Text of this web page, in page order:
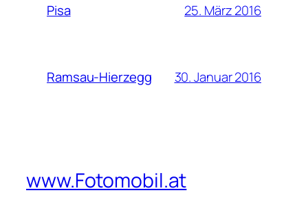
Pisa 25. März 2016
Ramsau-Hierzegg 30. Januar 2016
www.Fotomobil.at